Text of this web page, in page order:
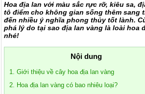
Hoa địa lan với màu sắc rực rỡ, kiêu sa,
tô điểm cho không gian sống thêm sang
đến nhiều ý nghĩa phong thủy tốt lành.
phá lý do tại sao địa lan vàng là loài hoa
nhé!
Nội dung
1. Giới thiệu về cây hoa địa lan vàng
2. Hoa địa lan vàng có bao nhiêu loại?